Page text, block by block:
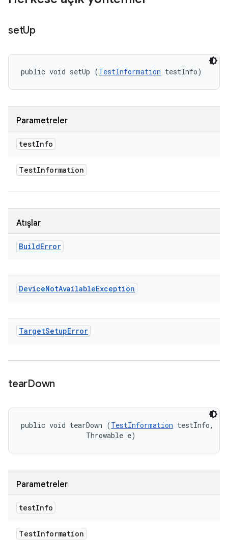
setUp
public void setUp (TestInformation testInfo)
Parametreler
testInfo
TestInformation
Atışlar
BuildError
DeviceNotAvailableException
TargetSetupError
tearDown
public void tearDown (TestInformation testInfo,
                Throwable e)
Parametreler
testInfo
TestInformation